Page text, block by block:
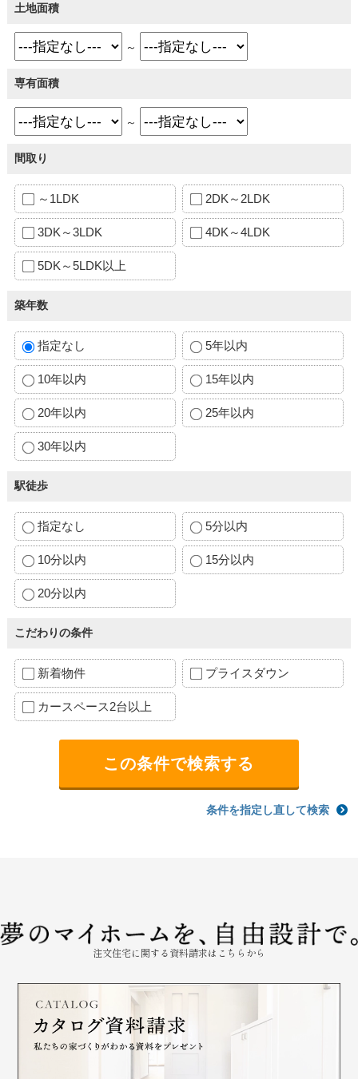
土地面積
～
専有面積
～
間取り
～1LDK 2DK～2LDK
3DK～3LDK 4DK～4LDK
5DK～5LDK以上
築年数
指定なし 5年以内
10年以内 15年以内
20年以内 25年以内
30年以内
駅徒歩
指定なし 5分以内
10分以内 15分以内
20分以内
こだわりの条件
新着物件 プライスダウン
カースペース2台以上
条件を指定し直して検索
注文住宅に関する資料請求はこちらから